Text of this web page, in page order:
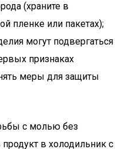
(храните в
пленке или пакетах);
могут подвергаться
признаках
меры для защиты
с молью без
в холодильник с